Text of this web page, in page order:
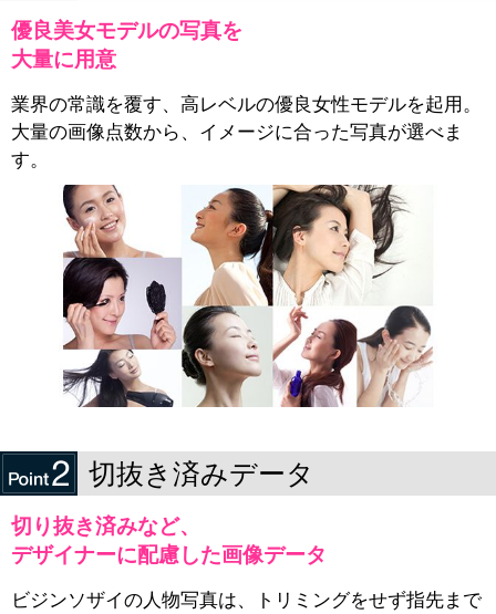
優良美女モデルの写真を
大量に用意
業界の常識を覆す、高レベルの優良女性モデルを起用。
大量の画像点数から、イメージに合った写真が選べま
す。
切抜き済みデータ
切り抜き済みなど、
デザイナーに配慮した画像データ
ビジンソザイの人物写真は、トリミングをせず指先まで